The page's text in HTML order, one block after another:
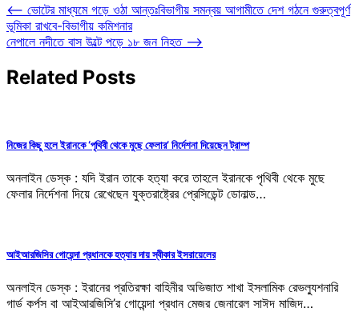
⟵ ভোটের মাধ্যমে গড়ে ওঠা আন্তঃবিভাগীয় সমন্বয় আগামীতে দেশ গঠনে গুরুত্বপূর্ণ
ভূমিকা রাখবে-বিভাগীয় কমিশনার
নেপালে নদীতে বাস উল্টে পড়ে ১৮ জন নিহত ⟶
Related Posts
নিজের কিছু হলে ইরানকে ‘পৃথিবী থেকে মুছে ফেলার’ নির্দেশনা দিয়েছেন ট্রাম্প
অনলাইন ডেস্ক : যদি ইরান তাকে হত্যা করে তাহলে ইরানকে পৃথিবী থেকে মুছে
ফেলার নির্দেশনা দিয়ে রেখেছেন যুক্তরাষ্ট্রের প্রেসিডেন্ট ডোনাল্ড…
আইআরজিসির গোয়েন্দা প্রধানকে হত্যার দায় স্বীকার ইসরায়েলের
অনলাইন ডেস্ক : ইরানের প্রতিরক্ষা বাহিনীর অভিজাত শাখা ইসলামিক রেভল্যুশনারি
গার্ড কর্পস বা আইআরজিসি’র গোয়েন্দা প্রধান মেজর জেনারেল সাঈদ মাজিদ…